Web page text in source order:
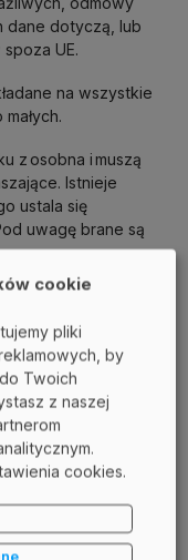
dane dotyczą, lub
UE.
na wszystkie
z osobna i muszą
Istnieje
ustala się
uwagę brane są
naruszenia,
aby ograniczyć
firmy nałożono 74
kara w naszym
cookie
pliki
by
Twoich
z naszej
cookies.